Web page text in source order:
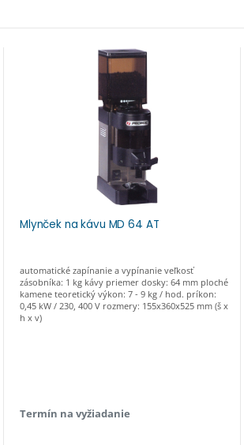
Mlynček na kávu MD 64 AT
automatické zapínanie a vypínanie veľkosť
zásobníka: 1 kg kávy priemer dosky: 64 mm ploché
kamene teoretický výkon: 7 - 9 kg / hod. príkon:
0,45 kW / 230, 400 V rozmery: 155x360x525 mm (š x
h x v)
Termín na vyžiadanie